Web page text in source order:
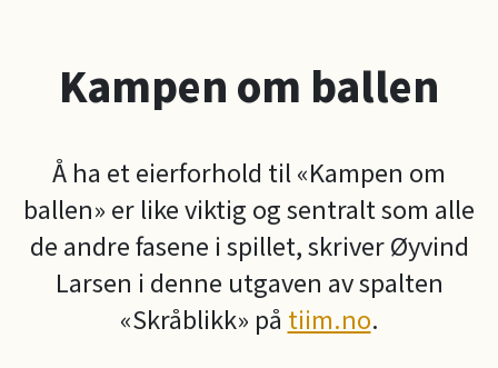
Kampen om ballen
Å ha et eierforhold til «Kampen om
ballen» er like viktig og sentralt som alle
de andre fasene i spillet, skriver Øyvind
Larsen i denne utgaven av spalten
«Skråblikk» på tiim.no.